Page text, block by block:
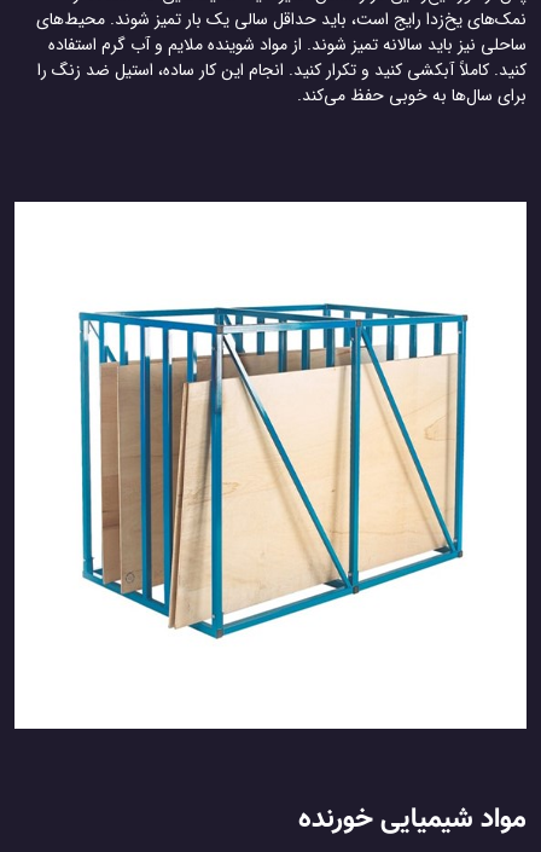
نمک‌های یخ‌زدا رایج است، باید حداقل سالی یک بار تمیز شوند. محیط‌های
ساحلی نیز باید سالانه تمیز شوند. از مواد شوینده ملایم و آب گرم استفاده
کنید. کاملاً آبکشی کنید و تکرار کنید. انجام این کار ساده، استیل ضد زنگ را
برای سال‌ها به خوبی حفظ می‌کند.
مواد شیمیایی خورنده